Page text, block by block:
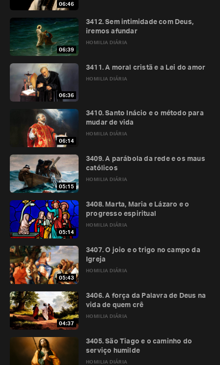
06:46
06:39
HOMILIA DIÁRIA
3412. Sem intimidade com Deus,
iremos afundar
06:36
HOMILIA DIÁRIA
3411. A moral cristã e a Lei do amor
06:14
HOMILIA DIÁRIA
3410. Santo Inácio e o método para
mudar de vida
05:15
HOMILIA DIÁRIA
3409. A parábola da rede e os maus
católicos
05:14
HOMILIA DIÁRIA
3408. Marta, Maria e Lázaro e o
progresso espiritual
05:43
HOMILIA DIÁRIA
3407. O joio e o trigo no campo da
Igreja
04:37
HOMILIA DIÁRIA
3406. A força da Palavra de Deus na
vida de quem crê
HOMILIA DIÁRIA
3405. São Tiago e o caminho do
serviço humilde